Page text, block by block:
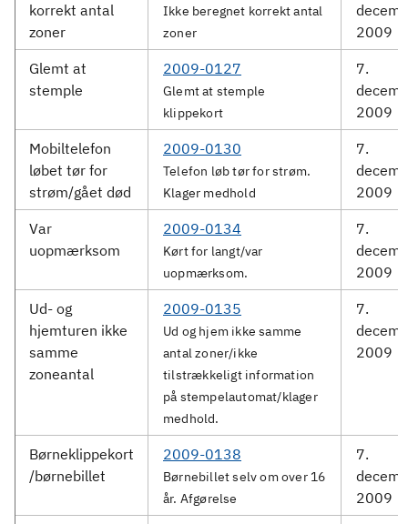
korrekt antal
zoner
Ikke beregnet korrekt antal
zoner
2009
Glemt at
stemple
2009-0127
Glemt at stemple
klippekort
7.
2009
Mobiltelefon
løbet tør for
strøm/gået død
2009-0130
Telefon løb tør for strøm.
Klager medhold
7.
2009
Var
uopmærksom
2009-0134
Kørt for langt/var
uopmærksom.
7.
2009
Ud- og
hjemturen ikke
samme
zoneantal
2009-0135
Ud og hjem ikke samme
antal zoner/ikke
tilstrækkeligt information
på stempelautomat/klager
medhold.
7.
2009
Børneklippekort
/børnebillet
2009-0138
Børnebillet selv om over 16
år. Afgørelse
7.
2009